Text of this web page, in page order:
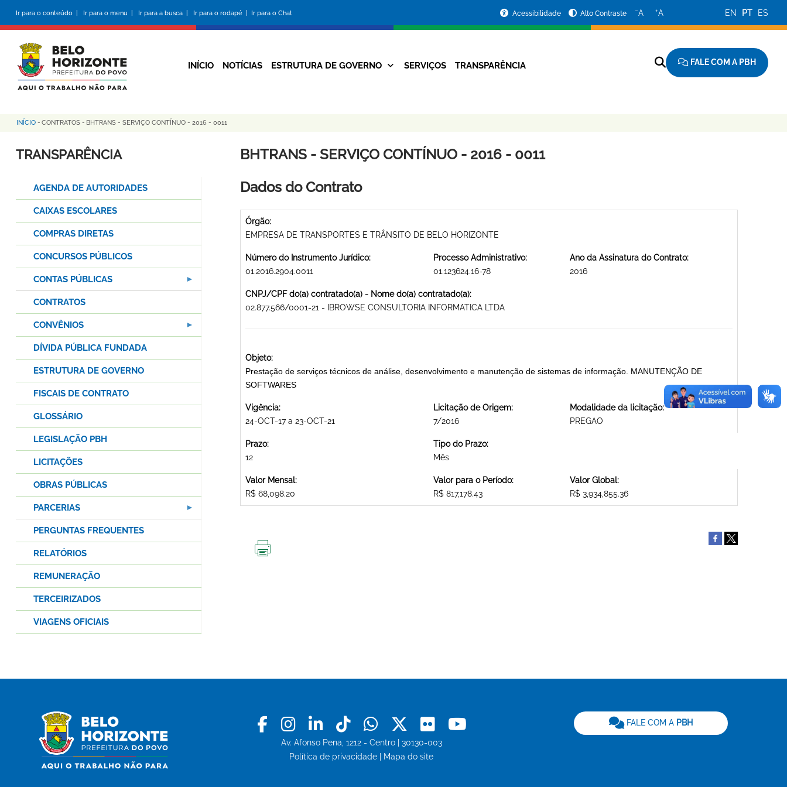
conteúdo
principal
Ir para o conteúdo | Ir para o menu | Ir para a busca | Ir para o rodapé | Ir para o Chat
da
Prefeitura
Acessibilidade Alto Contraste −A +A EN PT ES
Navegação
INÍCIO NOTÍCIAS ESTRUTURA DE GOVERNO SERVIÇOS TRANSPARÊNCIA FALE COM A PBH
Trilha
de
INÍCIO - CONTRATOS - BHTRANS - SERVIÇO CONTÍNUO - 2016 - 0011
BHTRANS - SERVIÇO CONTÍNUO - 2016 - 0011
Dados do Contrato
Órgão:
EMPRESA DE TRANSPORTES E TRÂNSITO DE BELO HORIZONTE
Número do Instrumento Jurídico:
01.2016.2904.0011
Processo Administrativo:
01.123624.16-78
Ano da Assinatura do Contrato:
2016
CNPJ/CPF do(a) contratado(a) - Nome do(a) contratado(a):
02.877.566/0001-21 - IBROWSE CONSULTORIA INFORMATICA LTDA
Objeto:
Prestação de serviços técnicos de análise, desenvolvimento e manutenção de sistemas de informação. MANUTENÇÃO DE
SOFTWARES
Vigência:
24-OCT-17 a 23-OCT-21
Licitação de Origem:
7/2016
Modalidade da licitação:
PREGAO
Prazo:
12
Tipo do Prazo:
Mês
Valor Mensal:
R$ 68,098.20
Valor para o Período:
R$ 817,178.43
Valor Global:
R$ 3,934,855.36
TRANSPARÊNCIA
AGENDA DE AUTORIDADES
CAIXAS ESCOLARES
COMPRAS DIRETAS
CONCURSOS PÚBLICOS
CONTAS PÚBLICAS
CONTRATOS
CONVÊNIOS
DÍVIDA PÚBLICA FUNDADA
ESTRUTURA DE GOVERNO
FISCAIS DE CONTRATO
GLOSSÁRIO
LEGISLAÇÃO PBH
LICITAÇÕES
OBRAS PÚBLICAS
PARCERIAS
PERGUNTAS FREQUENTES
RELATÓRIOS
REMUNERAÇÃO
TERCEIRIZADOS
VIAGENS OFICIAIS
Facebook
Instagram
LinkedinTiktokWhatsapp
X Flickr
Av. Afonso Pena, 1212 - Centro | 30130-003
Política de privacidade
Mapa do site
FALE COM A PBH